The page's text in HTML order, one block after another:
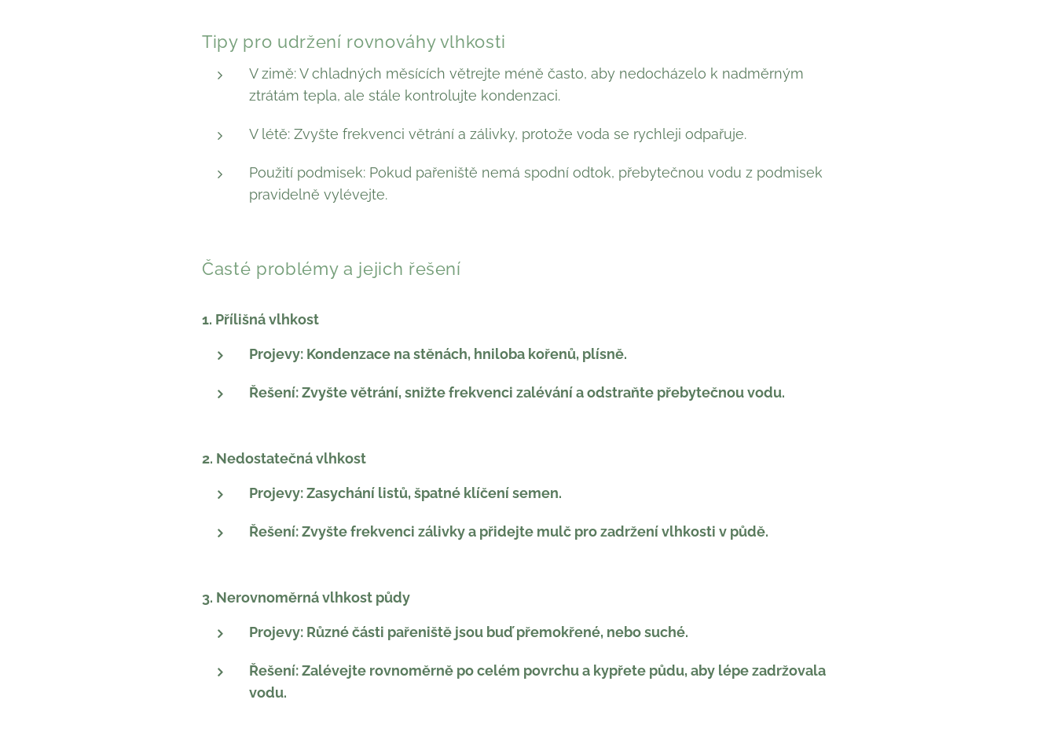
Tipy pro udržení rovnováhy vlhkosti
V zimě: V chladných měsících větrejte méně často, aby nedocházelo k nadměrným
ztrátám tepla, ale stále kontrolujte kondenzaci.
V létě: Zvyšte frekvenci větrání a zálivky, protože voda se rychleji odpařuje.
Použití podmisek: Pokud pařeniště nemá spodní odtok, přebytečnou vodu z podmisek
pravidelně vylévejte.
Časté problémy a jejich řešení
1. Přílišná vlhkost
Projevy: Kondenzace na stěnách, hniloba kořenů, plísně.
Řešení: Zvyšte větrání, snižte frekvenci zalévání a odstraňte přebytečnou vodu.
2. Nedostatečná vlhkost
Projevy: Zasychání listů, špatné klíčení semen.
Řešení: Zvyšte frekvenci zálivky a přidejte mulč pro zadržení vlhkosti v půdě.
3. Nerovnoměrná vlhkost půdy
Projevy: Různé části pařeniště jsou buď přemokřené, nebo suché.
Řešení: Zalévejte rovnoměrně po celém povrchu a kypřete půdu, aby lépe zadržovala
vodu.